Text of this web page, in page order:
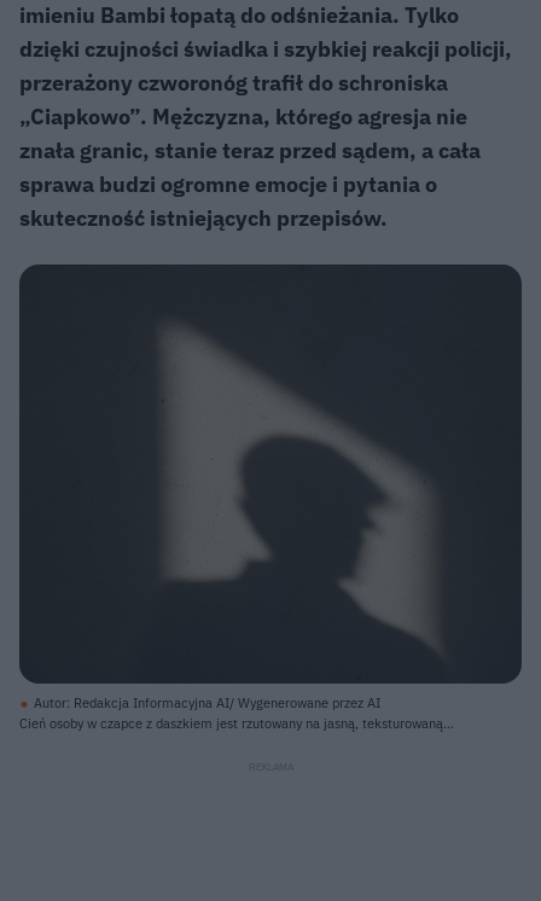
imieniu Bambi łopatą do odśnieżania. Tylko
dzięki czujności świadka i szybkiej reakcji policji,
przerażony czworonóg trafił do schroniska
„Ciapkowo”. Mężczyzna, którego agresja nie
znała granic, stanie teraz przed sądem, a cała
sprawa budzi ogromne emocje i pytania o
skuteczność istniejących przepisów.
Autor: Redakcja Informacyjna AI/ Wygenerowane przez AI
Cień osoby w czapce z daszkiem jest rzutowany na jasną, teksturowaną
ściany na jaśniejszy, ciepły odcień. Sylwetka z profilem twarzy i ramion, jest